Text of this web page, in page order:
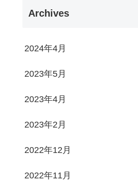
Archives
2024年4月
2023年5月
2023年4月
2023年2月
2022年12月
2022年11月